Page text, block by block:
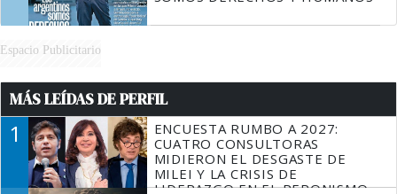
Espacio Publicitario
MÁS LEÍDAS DE PERFIL
1
ENCUESTA RUMBO A 2027:
CUATRO CONSULTORAS
MIDIERON EL DESGASTE DE
MILEI Y LA CRISIS DE
LIDERAZGO EN EL PERONISMO